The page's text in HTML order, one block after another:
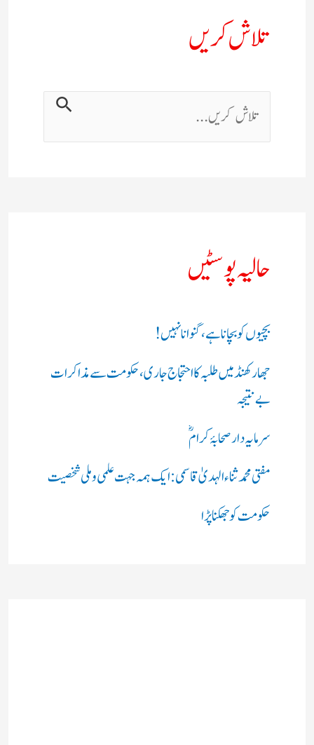
تلاش کریں
حالیہ پوسٹیں
بچیوں کو بچانا ہے، گنوانا نہیں!
جھارکھنڈ میں طلبہ کا احتجاج جاری، حکومت سے مذاکرات
بے نتیجہ
سرمایہ دار صحابۂ کرامؓ
مفتی محمد ثناء الہدیٰ قاسمی: ایک ہمہ جہت علمی و ملی شخصیت
حکومت کو جھکنا پڑا